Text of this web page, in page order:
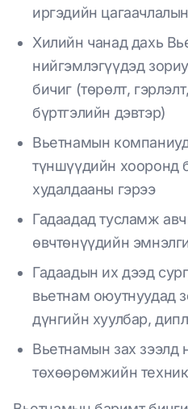
иргэдийн
Хилийн чанад дахь
нийгэмлэгүүдэд
бичиг (төрөлт,
бүртгэлийн дэвтэр)
Вьетнамын
түншүүдийн хооронд
худалдааны гэрээ
Гадаадад тусламж
өвчтөнүүдийн
Гадаадын их дээд
вьетнам оюутнуудад
дүнгийн хуулбар,
Вьетнамын зах зээлд
төхөөрөмжийн